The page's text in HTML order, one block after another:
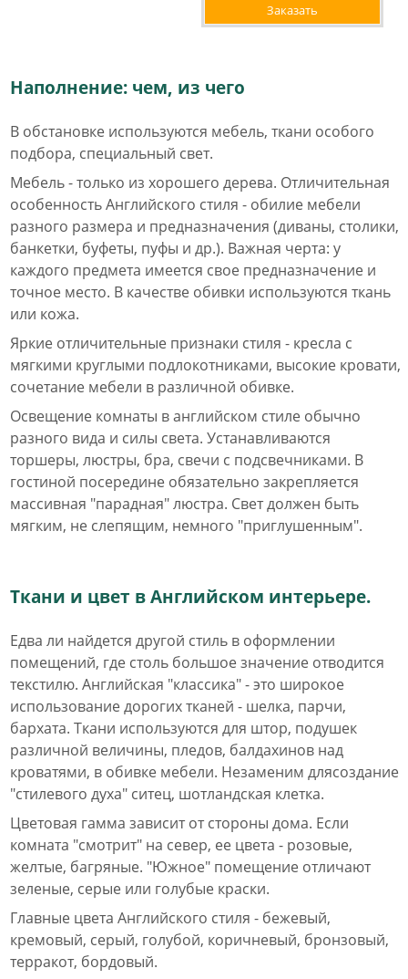
Заказать
Наполнение: чем, из чего
В обстановке используются мебель, ткани особого
подбора, специальный свет.
Мебель - только из хорошего дерева. Отличительная
особенность Английского стиля - обилие мебели
разного размера и предназначения (диваны, столики,
банкетки, буфеты, пуфы и др.). Важная черта: у
каждого предмета имеется свое предназначение и
точное место. В качестве обивки используются ткань
или кожа.
Яркие отличительные признаки стиля - кресла с
мягкими круглыми подлокотниками, высокие кровати,
сочетание мебели в различной обивке.
Освещение комнаты в английском стиле обычно
разного вида и силы света. Устанавливаются
торшеры, люстры, бра, свечи с подсвечниками. В
гостиной посередине обязательно закрепляется
массивная "парадная" люстра. Свет должен быть
мягким, не слепящим, немного "приглушенным".
Ткани и цвет в Английском интерьере.
Едва ли найдется другой стиль в оформлении
помещений, где столь большое значение отводится
текстилю. Английская "классика" - это широкое
использование дорогих тканей - шелка, парчи,
бархата. Ткани используются для штор, подушек
различной величины, пледов, балдахинов над
кроватями, в обивке мебели. Незаменим длясоздание
"стилевого духа" ситец, шотландская клетка.
Цветовая гамма зависит от стороны дома. Если
комната "смотрит" на север, ее цвета - розовые,
желтые, багряные. "Южное" помещение отличают
зеленые, серые или голубые краски.
Главные цвета Английского стиля - бежевый,
кремовый, серый, голубой, коричневый, бронзовый,
терракот, бордовый.